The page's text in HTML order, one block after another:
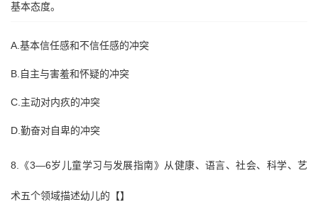
基本态度。
A.基本信任感和不信任感的冲突
B.自主与害羞和怀疑的冲突
C.主动对内疚的冲突
D.勤奋对自卑的冲突
8.《3—6岁儿童学习与发展指南》从健康、语言、社会、科学、艺
术五个领域描述幼儿的【】